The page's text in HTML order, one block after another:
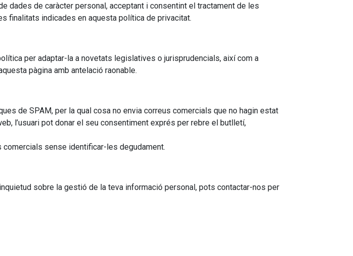
dades de caràcter personal, acceptant i consentint el tractament de les
finalitats indicades en aquesta política de privacitat.
per adaptar-la a novetats legislatives o jurisprudencials, així com a
pàgina amb antelació raonable.
de SPAM, per la qual cosa no envia correus comercials que no hagin estat
l’usuari pot donar el seu consentiment exprés per rebre el butlletí,
comercials sense identificar-les degudament.
sobre la gestió de la teva informació personal, pots contactar-nos per